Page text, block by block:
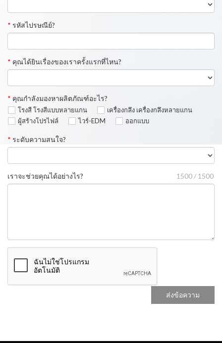
* รหัสไปรษณีย์?
* คุณได้ยินเรื่องของเราครั้งแรกที่ไหน?
* คุณกำลังมองหาผลิตภัณฑ์อะไร?
โรงสี โรงสีแบบหลายแกน
เครื่องกลึง เครื่องกลึงหลายแกน
ผู้สร้างโปรไฟล์
ไวร์-EDM ออกแบบ
* ระดับความสนใจ?
เราจะช่วยคุณได้อย่างไร? 1500 / 1500